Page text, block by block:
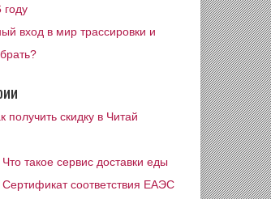
году
вход в мир трассировки и
получить скидку в Читай
Что такое сервис доставки еды
Сертификат соответствия ЕАЭС